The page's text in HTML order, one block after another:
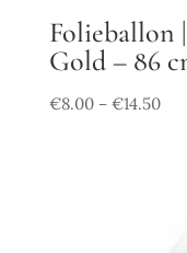
Folieballon
Gold – 86
€8.00– €14.50